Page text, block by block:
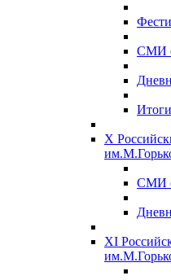
СМИ
X
СМИ
XI